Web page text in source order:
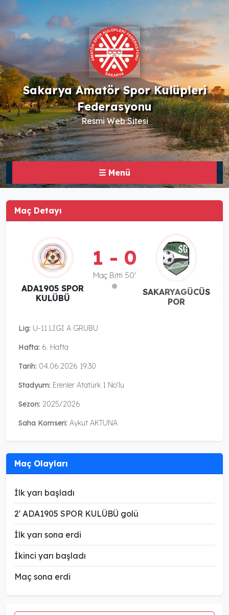
Sakarya Amatör Spor Kulüpleri
Federasyonu
Resmi Web Sitesi
☰ Menü
Maç Detayı
ADA1905 SPOR
KULÜBÜ
1 - 0
Maç Bitti 50'
SAKARYAGÜCÜS
POR
Lig: U-11 LİGİ A GRUBU
Hafta: 6. Hafta
Tarih: 04.06.2026 19:30
Stadyum: Erenler Atatürk 1 No'lu
Sezon: 2025/2026
Saha Komseri: Aykut AKTUNA
Maç Olayları
İlk yarı başladı
2' ADA1905 SPOR KULÜBÜ golü
İlk yarı sona erdi
İkinci yarı başladı
Maç sona erdi